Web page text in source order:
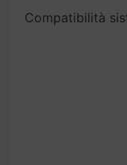
Compatibilità